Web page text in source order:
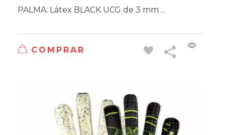
PALMA: Látex BLACK UCG de 3 mm ...
COMPRAR